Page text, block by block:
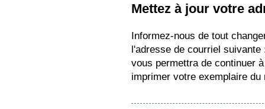
Mettez à jour votre
Informez-nous de tout
l'adresse de courriel
vous permettra de continuer
imprimer votre exemplaire